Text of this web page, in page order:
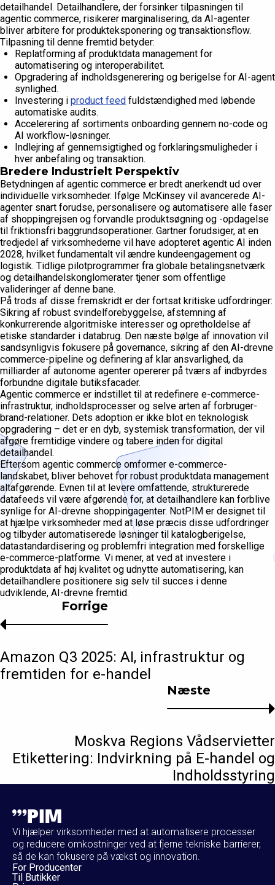
detailhandel. Detailhandlere, der forsinker tilpasningen til
agentic commerce, risikerer marginalisering, da AI-agenter
bliver arbitere for produkteksponering og transaktionsflow.
Tilpasning til denne fremtid betyder:
Replatforming af produktdata management for
automatisering og interoperabilitet.
Opgradering af indholdsgenerering og berigelse for AI-agent
synlighed.
Investering i product feed fuldstændighed med løbende
automatiske audits.
Accelerering af sortiments onboarding gennem no-code og
AI workflow-løsninger.
Indlejring af gennemsigtighed og forklaringsmuligheder i
hver anbefaling og transaktion.
Bredere Industrielt Perspektiv
Betydningen af agentic commerce er bredt anerkendt ud over
individuelle virksomheder. Ifølge McKinsey vil avancerede AI-
agenter snart forudse, personalisere og automatisere alle faser
af shoppingrejsen og forvandle produktsøgning og -opdagelse
til friktionsfri baggrundsoperationer. Gartner forudsiger, at en
tredjedel af virksomhederne vil have adopteret agentic AI inden
2028, hvilket fundamentalt vil ændre kundeengagement og
logistik. Tidlige pilotprogrammer fra globale betalingsnetværk
og detailhandelskonglomerater tjener som offentlige
valideringer af denne bane.
På trods af disse fremskridt er der fortsat kritiske udfordringer:
Sikring af robust svindelforebyggelse, afstemning af
konkurrerende algoritmiske interesser og opretholdelse af
etiske standarder i databrug. Den næste bølge af innovation vil
sandsynligvis fokusere på governance, sikring af den AI-drevne
commerce-pipeline og definering af klar ansvarlighed, da
milliarder af autonome agenter opererer på tværs af indbyrdes
forbundne digitale butiksfacader.
Agentic commerce er indstillet til at redefinere e-commerce-
infrastruktur, indholdsprocesser og selve arten af forbruger-
brand-relationer. Dets adoption er ikke blot en teknologisk
opgradering – det er en dyb, systemisk transformation, der vil
afgøre fremtidige vindere og tabere inden for digital
detailhandel.
Eftersom agentic commerce omformer e-commerce-
landskabet, bliver behovet for robust produktdata management
altafgørende. Evnen til at levere omfattende, strukturerede
datafeeds vil være afgørende for, at detailhandlere kan forblive
synlige for AI-drevne shoppingagenter. NotPIM er designet til
at hjælpe virksomheder med at løse præcis disse udfordringer
og tilbyder automatiserede løsninger til katalogberigelse,
datastandardisering og problemfri integration med forskellige
e-commerce-platforme. Vi mener, at ved at investere i
produktdata af høj kvalitet og udnytte automatisering, kan
detailhandlere positionere sig selv til succes i denne
udviklende, AI-drevne fremtid.
Næste
Moskva Regions Vådservietter
Etikettering: Indvirkning på E-handel og
Indholdsstyring
Forrige
Amazon Q3 2025: AI, infrastruktur og
fremtiden for e-handel
Vi hjælper virksomheder med at automatisere processer
og reducere omkostninger ved at fjerne tekniske barrierer,
så de kan fokusere på vækst og innovation.
For Producenter
Til Butikker